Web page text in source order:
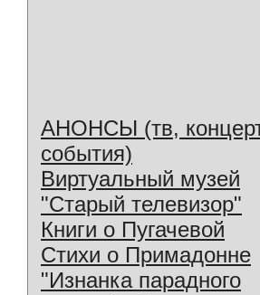
АНОНСЫ (тв,
события)
Виртуальный музей
"Старый телевизор"
Книги о Пугачевой
Стихи о Примадонне
"Изнанка парадного